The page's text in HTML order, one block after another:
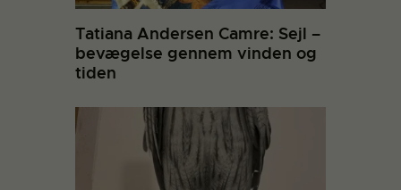
Tatiana Andersen Camre: Sejl –
bevægelse gennem vinden og
tiden